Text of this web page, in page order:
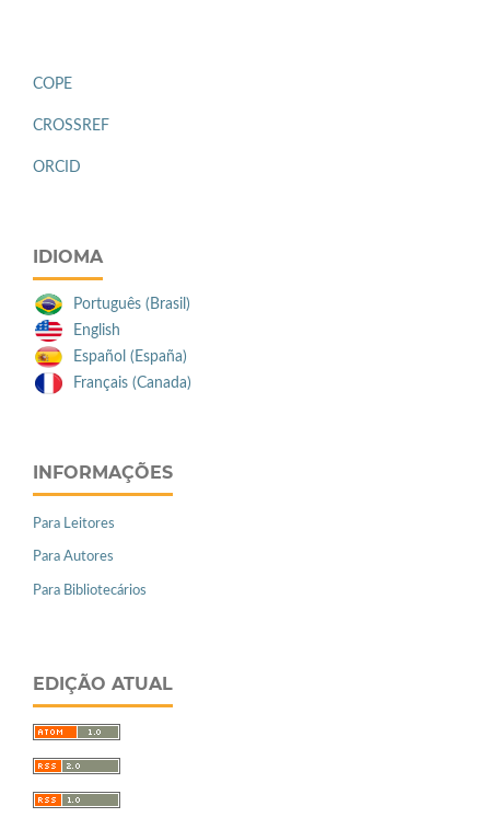
COPE
CROSSREF
ORCID
IDIOMA
Português (Brasil)
English
Español (España)
Français (Canada)
INFORMAÇÕES
Para Leitores
Para Autores
Para Bibliotecários
EDIÇÃO ATUAL